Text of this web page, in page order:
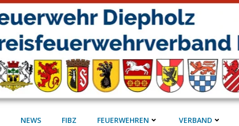
NEWS FIBZ FEUERWEHREN VERBAND